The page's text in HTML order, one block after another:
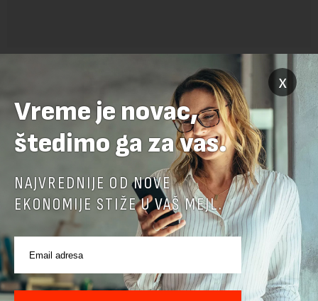
POVEZANI SADRŽAJI
x
Vreme je novac,
štedimo ga za vas.
NAJVREDNIJE OD NOVE
EKONOMIJE STIŽE U VAŠ MEJL.